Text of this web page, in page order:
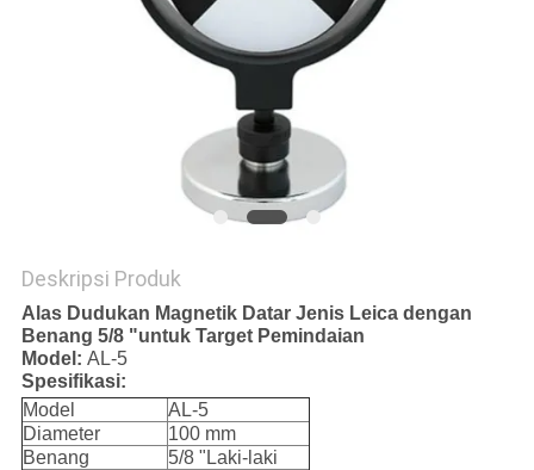
Deskripsi Produk
Alas Dudukan Magnetik Datar Jenis Leica dengan
Benang 5/8 "untuk Target Pemindaian
Model: AL-5
Spesifikasi:
Model
AL-5
Diameter
100 mm
Benang
5/8 "Laki-laki